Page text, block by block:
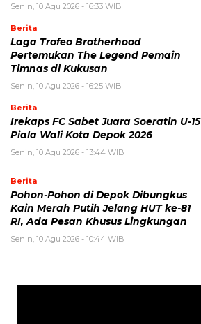
Senin, 10 Agu 2026 - 16:33 WIB
Berita
Laga Trofeo Brotherhood
Pertemukan The Legend Pemain
Timnas di Kukusan
Senin, 10 Agu 2026 - 16:25 WIB
Berita
Irekaps FC Sabet Juara Soeratin U-15
Piala Wali Kota Depok 2026
Senin, 10 Agu 2026 - 13:44 WIB
Berita
Pohon-Pohon di Depok Dibungkus
Kain Merah Putih Jelang HUT ke-81
RI, Ada Pesan Khusus Lingkungan
Senin, 10 Agu 2026 - 10:44 WIB